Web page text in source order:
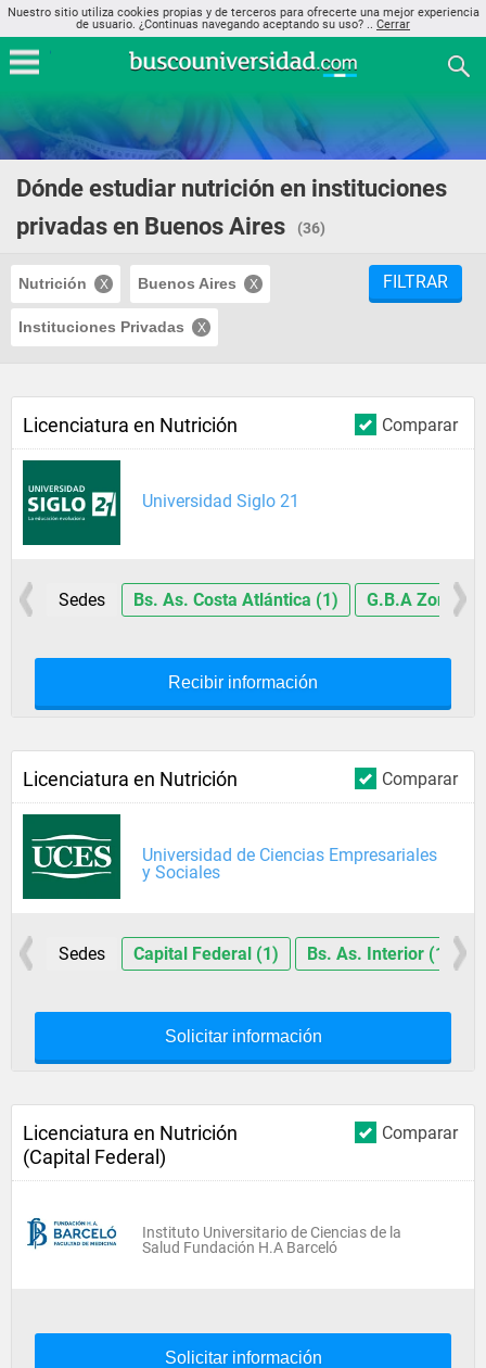
Nuestro sitio utiliza cookies propias y de terceros para ofrecerte una mejor experiencia
de usuario. ¿Continuas navegando aceptando su uso? .. Cerrar
Dónde estudiar nutrición en instituciones
privadas en Buenos Aires
(36)
Nutrición Buenos Aires
Instituciones Privadas
FILTRAR
Comparar
Licenciatura en Nutrición
Universidad Siglo 21
Sedes Bs. As. Costa Atlántica (1) G.B.A Zona
Recibir información
Comparar
Licenciatura en Nutrición
Universidad de Ciencias Empresariales
y Sociales
Sedes Capital Federal (1) Bs. As. Interior (1)
Solicitar información
Comparar
Licenciatura en Nutrición
(Capital Federal)
Instituto Universitario de Ciencias de la
Salud Fundación H.A Barceló
Solicitar información